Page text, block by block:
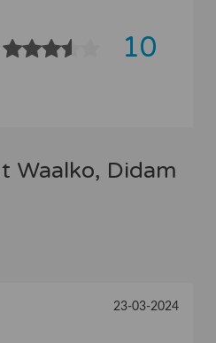
10
Waalko, Didam
23-03-2024